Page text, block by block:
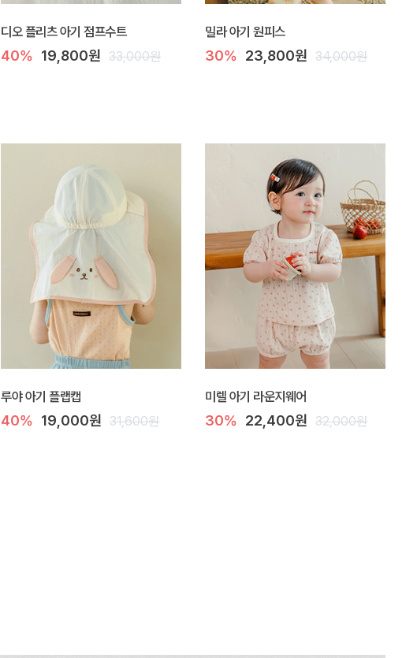
디오 플리츠 아기 점프수트
40% 19,800원 33,000원
밀라 아기 원피스
30% 23,800원 34,000원
루야 아기 플랩캡
40% 19,000원 31,600원
미렐 아기 라운지웨어
30% 22,400원 32,000원